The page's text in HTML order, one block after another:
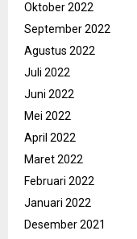
Oktober 2022
September 2022
Agustus 2022
Juli 2022
Juni 2022
Mei 2022
April 2022
Maret 2022
Februari 2022
Januari 2022
Desember 2021